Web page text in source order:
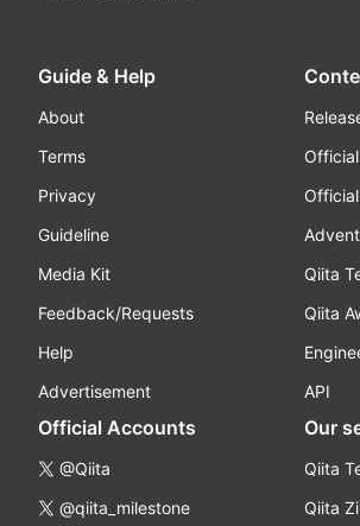
Guide & Help
About
Terms
Privacy
Guideline
Media Kit
Feedback/Requests
Help
Advertisement
Qiita
Qiita
API
Official Accounts
@Qiita
@qiita_milestone
Our
Qiita
Qiita